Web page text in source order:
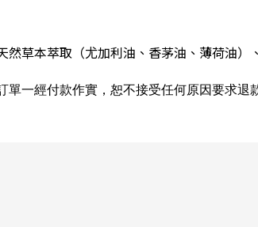
然草本萃取（尤加利油、香茅油、薄荷油）
單一經付款作實，恕不接受任何原因要求退